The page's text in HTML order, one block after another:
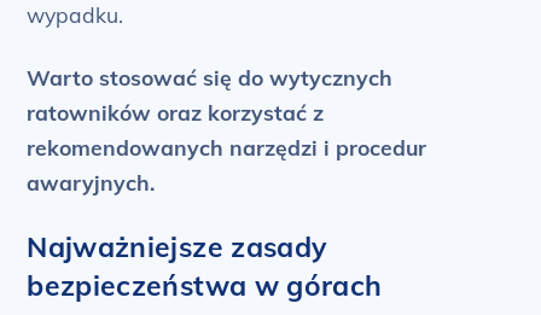
wypadku.
Warto stosować się do wytycznych
ratowników oraz korzystać z
rekomendowanych narzędzi i procedur
awaryjnych.
Najważniejsze zasady
bezpieczeństwa w górach